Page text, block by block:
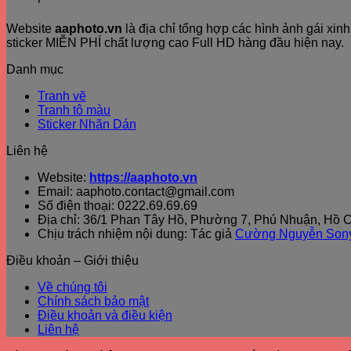
Website aaphoto.vn là địa chỉ tổng hợp các hình ảnh gái
sticker MIỄN PHÍ chất lượng cao Full HD hàng đầu hiện nay.
Danh mục
Tranh vẽ
Tranh tô màu
Sticker Nhãn Dán
Liên hệ
Website: https://aaphoto.vn
Email: aaphoto.contact@gmail.com
Số điện thoại: 0222.69.69.69
Địa chỉ: 36/1 Phan Tây Hồ, Phường 7, Phú Nhuận, Hồ
Chịu trách nhiệm nội dung: Tác giả Cường Nguyễn
Điều khoản – Giới thiệu
Về chúng tôi
Chính sách bảo mật
Điều khoản và điều kiện
Liên hệ